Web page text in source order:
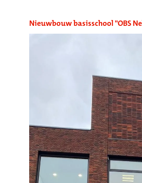
Nieuwbouw basisschool "OBS